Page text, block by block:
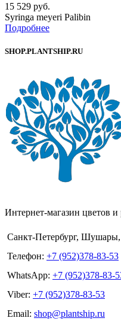
15 529 руб.
Syringa meyeri Palibin
Подробнее
SHOP.PLANTSHIP.RU
Интернет-магазин цветов и
Санкт-Петербург,
Телефон: +7 (952)378-83-53
WhatsApp: +7 (952)378-83-
Viber: +7 (952)378-83-53
Email: shop@plantship.ru